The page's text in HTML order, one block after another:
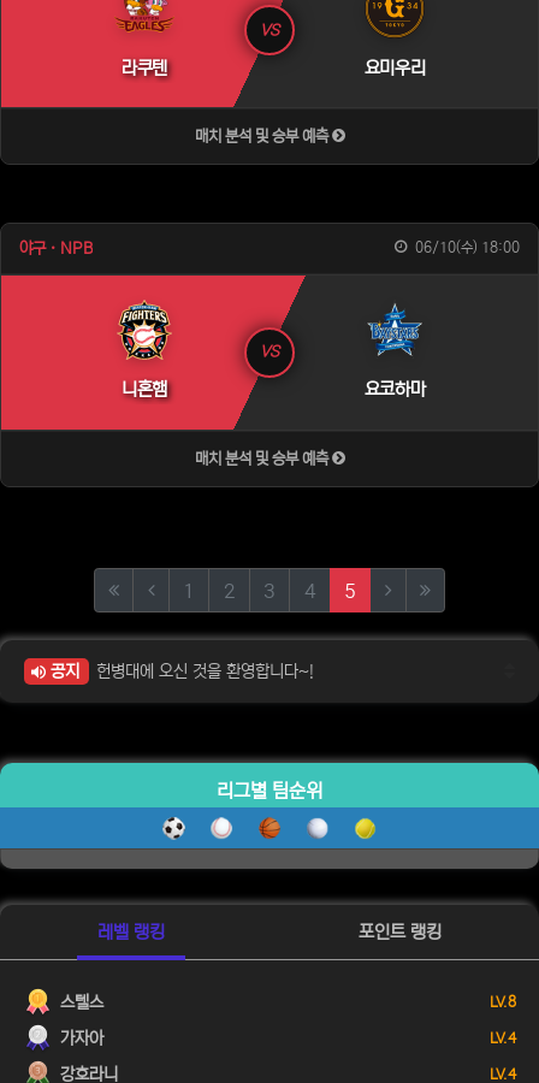
라쿠텐
VS
요미우리
매치 분석 및 승부 예측
야구 · NPB 06/10(수) 18:00
니혼햄
VS
요코하마
매치 분석 및 승부 예측
(first) 1 2 3 4 5 (current)
(next)(last)
공지 헌병대에 오신 것을 환영합니다~!
리그별 팀순위
레벨 랭킹 포인트 랭킹
스텔스 LV. 8
가자아 LV. 4
강호라니 LV. 4